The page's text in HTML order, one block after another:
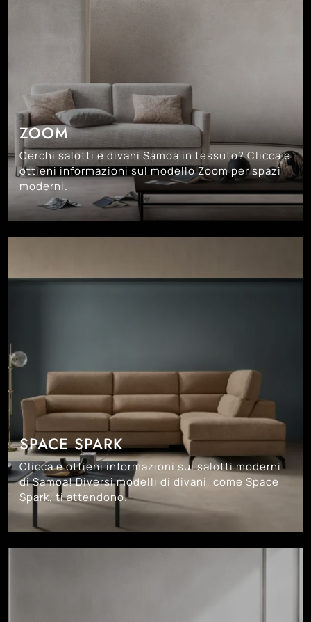
ZOOM
Cerchi salotti e divani Samoa in tessuto? Clicca e
ottieni informazioni sul modello Zoom per spazi
moderni.
SPACE SPARK
Clicca e ottieni informazioni sui salotti moderni
di Samoa! Diversi modelli di divani, come Space
Spark, ti attendono.